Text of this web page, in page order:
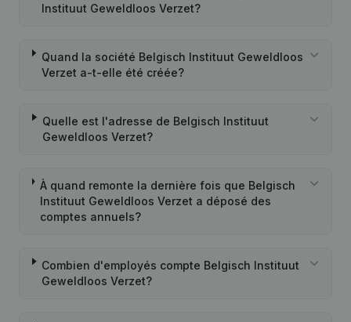
Instituut Geweldloos Verzet?
Quand la société Belgisch Instituut Geweldloos
Verzet a-t-elle été créée?
Quelle est l'adresse de Belgisch Instituut
Geweldloos Verzet?
À quand remonte la dernière fois que Belgisch
Instituut Geweldloos Verzet a déposé des
comptes annuels?
Combien d'employés compte Belgisch Instituut
Geweldloos Verzet?